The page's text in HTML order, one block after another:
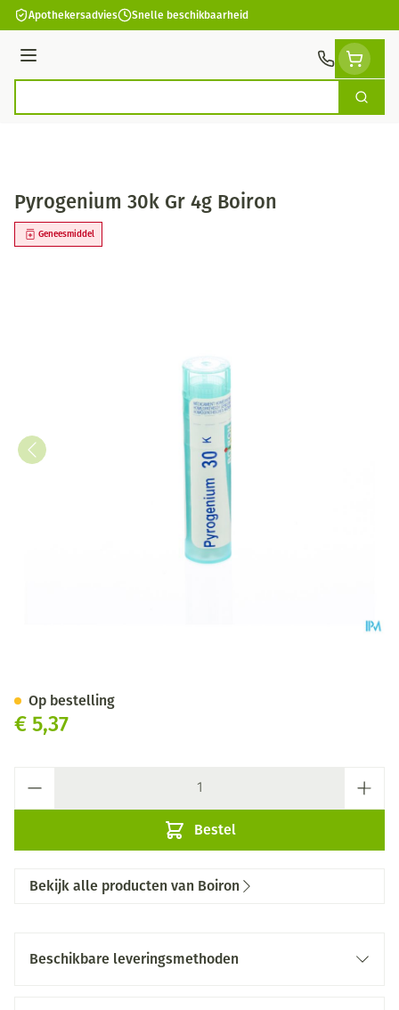
Ga naar de inhoud
Apothekersadvies Snelle beschikbaarheid
Menu
Zoek
Pyrogenium 30k Gr 4g Boiron
Geneesmiddel
€ 5,37
Bestel
Op bestelling
Bekijk alle producten van Boiron
Beschikbare leveringsmethoden